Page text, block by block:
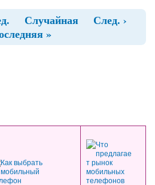
Случайная
След. ›
»